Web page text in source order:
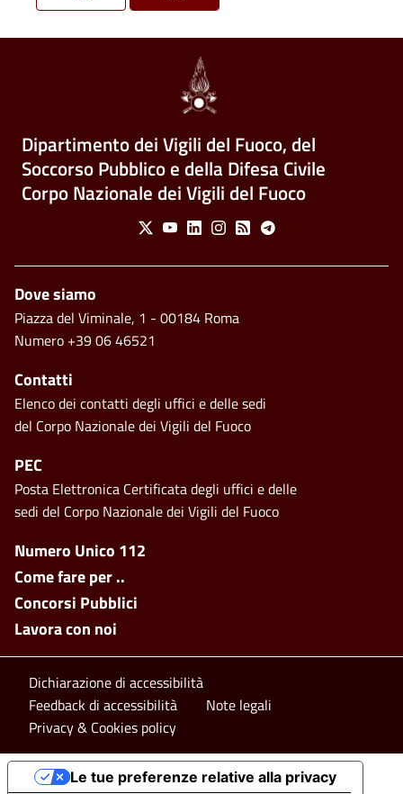
Dipartimento dei Vigili del Fuoco, del
Soccorso Pubblico e della Difesa Civile
Corpo Nazionale dei Vigili del Fuoco
Social Menu
X YoutubeLinkedinInstagram
Feed Telegram
Footer side menu
Numero Unico 112
Come fare per ..
Concorsi Pubblici
Lavora con noi
Piè di pagina
Dove siamo
Piazza del Viminale, 1 - 00184 Roma
Numero +39 06 46521
Contatti
Elenco dei contatti degli uffici e delle sedi
del Corpo Nazionale dei Vigili del Fuoco
PEC
Posta Elettronica Certificata degli uffici e delle
sedi del Corpo Nazionale dei Vigili del Fuoco
Footer bottom
Dichiarazione di accessibilità
Feedback di accessibilità
Note legali
Privacy & Cookies policy
Le tue preferenze relative alla privacy